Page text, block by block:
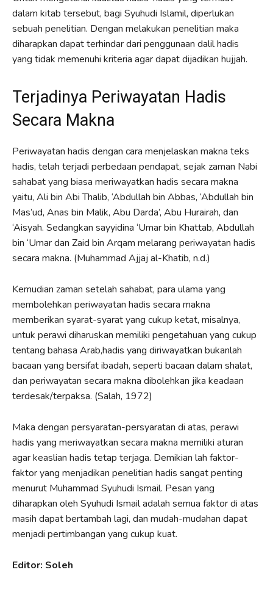
dalam kitab tersebut, bagi Syuhudi Islamil, diperlukan
sebuah penelitian. Dengan melakukan penelitian maka
diharapkan dapat terhindar dari penggunaan dalil hadis
yang tidak memenuhi kriteria agar dapat dijadikan hujjah.
Terjadinya Periwayatan Hadis
Secara Makna
Periwayatan hadis dengan cara menjelaskan makna teks
hadis, telah terjadi perbedaan pendapat, sejak zaman Nabi
sahabat yang biasa meriwayatkan hadis secara makna
yaitu, Ali bin Abi Thalib, ‘Abdullah bin Abbas, ‘Abdullah bin
Mas’ud, Anas bin Malik, Abu Darda’, Abu Hurairah, dan
‘Aisyah. Sedangkan sayyidina ‘Umar bin Khattab, Abdullah
bin ‘Umar dan Zaid bin Arqam melarang periwayatan hadis
secara makna. (Muhammad Ajjaj al-Khatib, n.d.)
Kemudian zaman setelah sahabat, para ulama yang
membolehkan periwayatan hadis secara makna
memberikan syarat-syarat yang cukup ketat, misalnya,
untuk perawi diharuskan memiliki pengetahuan yang cukup
tentang bahasa Arab,hadis yang diriwayatkan bukanlah
bacaan yang bersifat ibadah, seperti bacaan dalam shalat,
dan periwayatan secara makna dibolehkan jika keadaan
terdesak/terpaksa. (Salah, 1972)
Maka dengan persyaratan-persyaratan di atas, perawi
hadis yang meriwayatkan secara makna memiliki aturan
agar keaslian hadis tetap terjaga. Demikian lah faktor-
faktor yang menjadikan penelitian hadis sangat penting
menurut Muhammad Syuhudi Ismail. Pesan yang
diharapkan oleh Syuhudi Ismail adalah semua faktor di atas
masih dapat bertambah lagi, dan mudah-mudahan dapat
menjadi pertimbangan yang cukup kuat.
Editor: Soleh